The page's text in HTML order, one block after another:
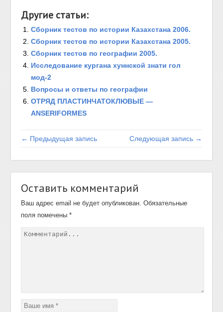
Другие статьи:
Сборник тестов по истории Казахстана 2006.
Сборник тестов по истории Казахстана 2005.
Сборник тестов по географии 2005.
Исследование кургана хуннской знати гол
мод-2
Вопросы и ответы по географии
ОТРЯД ПЛАСТИНЧАТОКЛЮВЫЕ —
ANSERIFORMES
← Предыдущая запись Следующая запись →
Оставить комментарий
Ваш адрес email не будет опубликован. Обязательные
поля помечены*